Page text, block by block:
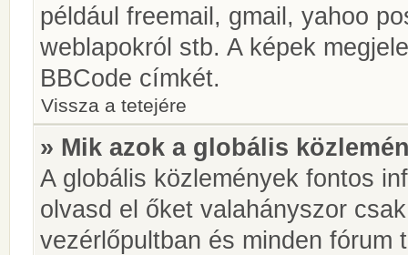
például freemail, gmail, yahoo
weblapokról stb. A képek
BBCode címkét.
Vissza a tetejére
» Mik azok a globális
A globális közlemények fontos
olvasd el őket valahányszor
vezérlőpultban és minden fórum